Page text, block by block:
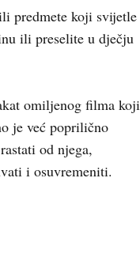
predmete koji svijetle
ili preselite u dječju
omiljenog filma koji
je već poprilično
od njega,
i osuvremeniti.